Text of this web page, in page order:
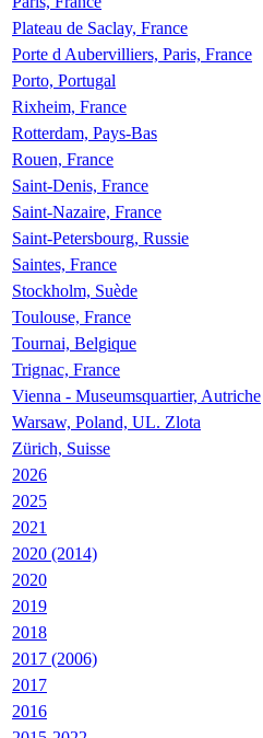
Plateau de Saclay, France
Porte d Aubervilliers, Paris, France
Porto, Portugal
Rixheim, France
Rotterdam, Pays-Bas
Rouen, France
Saint-Denis, France
Saint-Nazaire, France
Saint-Petersbourg, Russie
Saintes, France
Stockholm, Suède
Toulouse, France
Tournai, Belgique
Trignac, France
Vienna - Museumsquartier, Autriche
Warsaw, Poland, UL. Zlota
Zürich, Suisse
2026
2025
2021
2020 (2014)
2020
2019
2018
2017 (2006)
2017
2016